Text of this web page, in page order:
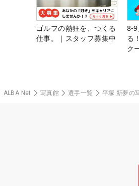
ゴルフの熱狂を、つくる
仕事。｜スタッフ募集中
8-9
る
ク
ALBA Net 写真館 選手一覧 平塚 新夢の